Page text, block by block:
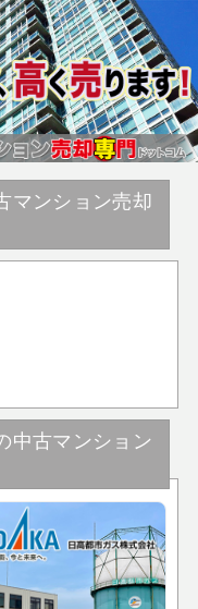
マンション売却
中古マンション